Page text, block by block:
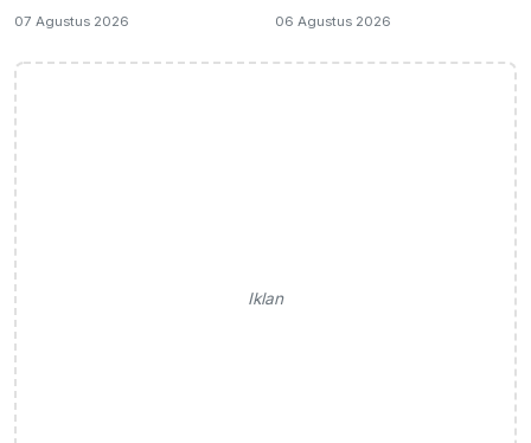
07 Agustus 2026 06 Agustus 2026
Iklan